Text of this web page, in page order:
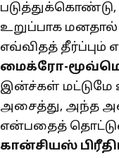
உறுப்பாக
எவ்விதத் தீர்ப்பும்
மைக்ரோ-
இன்ச்கள்
அசைத்து, அந்த
என்பதைத்
கான்சியஸ்